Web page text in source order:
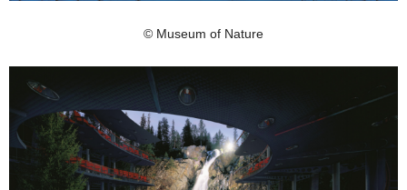
© Museum of Nature